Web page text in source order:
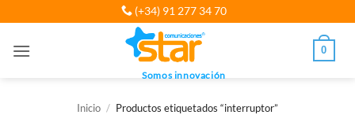
al
(+34) 91 277 34 70
Somos innovación
0
Inicio / Productos etiquetados “interruptor”